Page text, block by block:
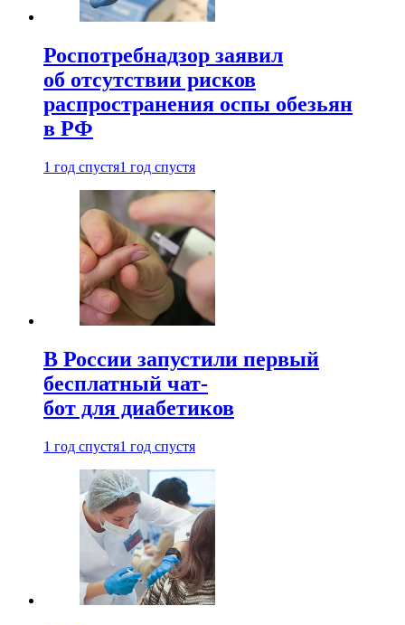
Роспотребнадзор заявил
об отсутствии рисков
распространения оспы обезьян
в РФ
1 год спустя1 год спустя
В России запустили первый
бесплатный чат-
бот для диабетиков
1 год спустя1 год спустя